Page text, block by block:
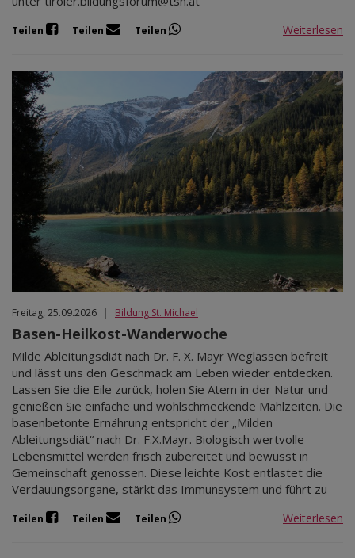
Teilen Teilen Teilen Weiterlesen
Freitag, 25.09.2026 | Bildung St. Michael
Basen-Heilkost-Wanderwoche
Milde Ableitungsdiät nach Dr. F. X. Mayr Weglassen befreit
und lässt uns den Geschmack am Leben wieder entdecken.
Lassen Sie die Eile zurück, holen Sie Atem in der Natur und
genießen Sie einfache und wohlschmeckende Mahlzeiten. Die
basenbetonte Ernährung entspricht der „Milden
Ableitungsdiät“ nach Dr. F.X.Mayr. Biologisch wertvolle
Lebensmittel werden frisch zubereitet und bewusst in
Gemeinschaft genossen. Diese leichte Kost entlastet die
Verdauungsorgane, stärkt das Immunsystem und führt zu
Teilen Teilen Teilen Weiterlesen